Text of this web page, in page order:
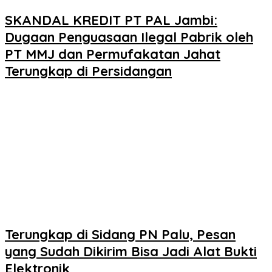
SKANDAL KREDIT PT PAL Jambi:
Dugaan Penguasaan Ilegal Pabrik oleh
PT MMJ dan Permufakatan Jahat
Terungkap di Persidangan
Terungkap di Sidang PN Palu, Pesan
yang Sudah Dikirim Bisa Jadi Alat Bukti
Elektronik